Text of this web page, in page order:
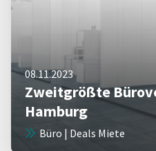
08.11.2023
Zweitgrößte
Hamburg
Büro | Deals Miete